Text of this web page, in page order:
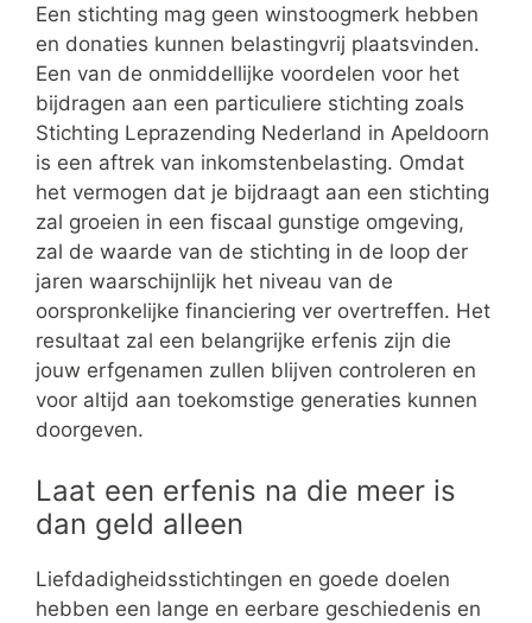
Een stichting mag geen winstoogmerk hebben
en donaties kunnen belastingvrij plaatsvinden.
Een van de onmiddellijke voordelen voor het
bijdragen aan een particuliere stichting zoals
Stichting Leprazending Nederland in Apeldoorn
is een aftrek van inkomstenbelasting. Omdat
het vermogen dat je bijdraagt aan een stichting
zal groeien in een fiscaal gunstige omgeving,
zal de waarde van de stichting in de loop der
jaren waarschijnlijk het niveau van de
oorspronkelijke financiering ver overtreffen. Het
resultaat zal een belangrijke erfenis zijn die
jouw erfgenamen zullen blijven controleren en
voor altijd aan toekomstige generaties kunnen
doorgeven.
Laat een erfenis na die meer is
dan geld alleen
Liefdadigheidsstichtingen en goede doelen
hebben een lange en eerbare geschiedenis en